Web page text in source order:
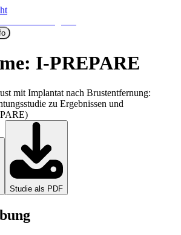
I-PREPARE
mit Implantat nach Brustentfernung:
zu Ergebnissen und
Studie als PDF